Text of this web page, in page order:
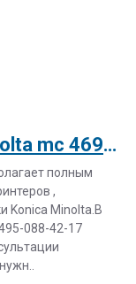
Подставка для Konica Minolta mc 4690MF SCD-20 Simple Cabinet
полным
,
Konica Minolta.В
088-42-17